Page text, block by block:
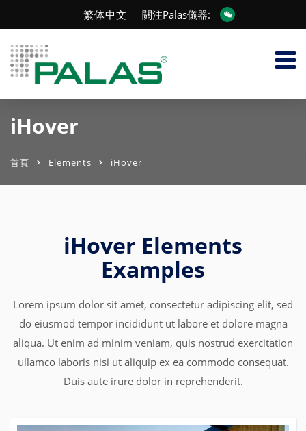
繁体中文 關注Palas儀器:
iHover
首頁 Elements iHover
iHover Elements
Examples
Lorem ipsum dolor sit amet, consectetur adipiscing elit, sed
do eiusmod tempor incididunt ut labore et dolore magna
aliqua. Ut enim ad minim veniam, quis nostrud exercitation
ullamco laboris nisi ut aliquip ex ea commodo consequat.
Duis aute irure dolor in reprehenderit.